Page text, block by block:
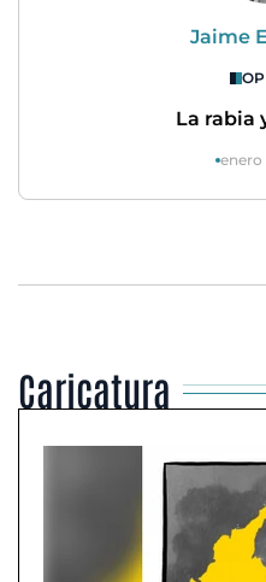
Jaime
La rabia
enero
Caricatura